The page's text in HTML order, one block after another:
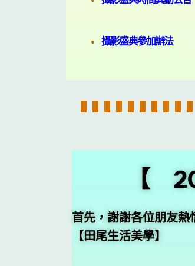
攝影盛典參加辦法
【
首先，謝謝各位朋友熱
【田尾生活美學】